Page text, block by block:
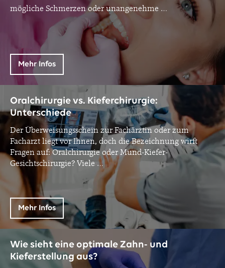
mögliche Schmerzen oder unangenehme …
Mehr Infos
Oralchirurgie vs. Kieferchirurgie:
Unterschiede
Der Überweisungsschein zur Fachärztin oder zum
Facharzt liegt vor Ihnen, doch die Bezeichnung wirft
Fragen auf: Oralchirurgie oder Mund-Kiefer-
Gesichtschirurgie? Viele …
Mehr Infos
Wie sieht eine optimale Zahn- und
Kieferstellung aus?